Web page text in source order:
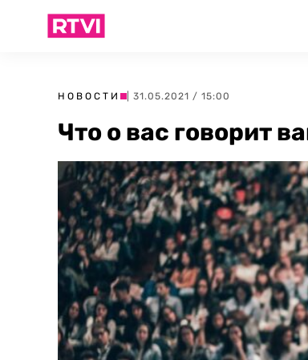
НОВОСТИ | 31.05.2021 / 15:00
Что о вас говорит